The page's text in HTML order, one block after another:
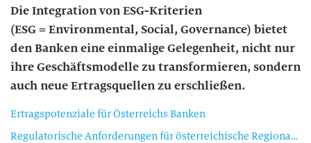
Die Integration von ESG-Kriterien
(ESG = Environmental, Social, Governance) bietet
den Banken eine einmalige Gelegenheit, nicht nur
ihre Geschäftsmodelle zu transformieren, sondern
auch neue Ertragsquellen zu erschließen.
Ertragspotenziale für Österreichs Banken
Regulatorische Anforderungen für österreichische Regionalbanken